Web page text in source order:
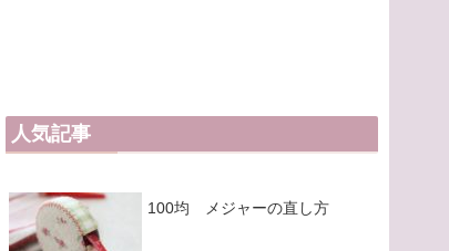
人気記事
100均 メジャーの直し方